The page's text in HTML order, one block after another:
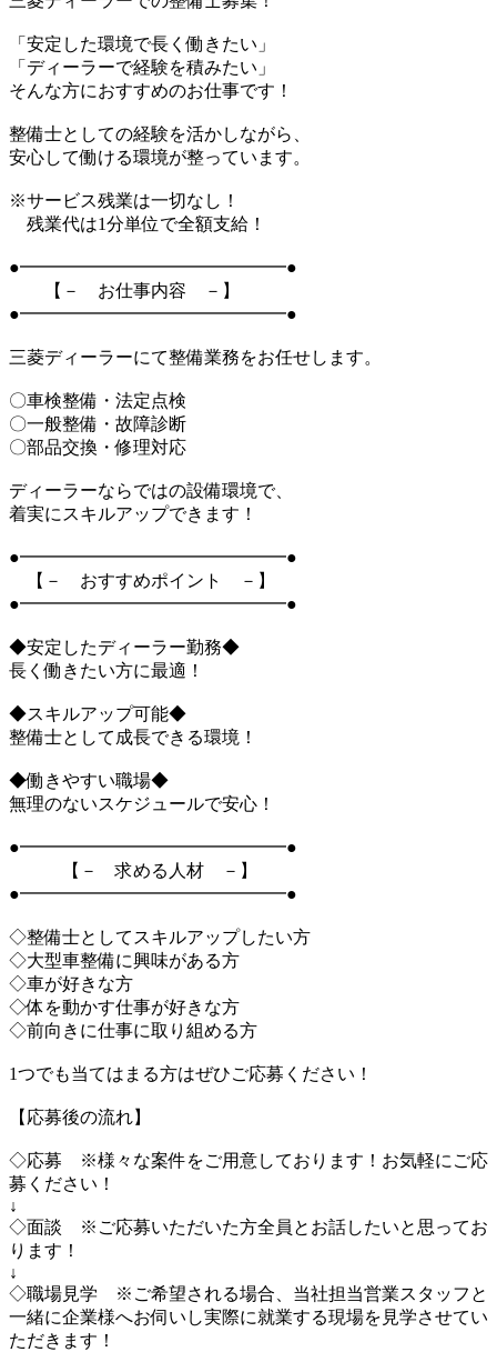
「安定した環境で長く働きたい」
「ディーラーで経験を積みたい」
そんな方におすすめのお仕事です！
整備士としての経験を活かしながら、
安心して働ける環境が整っています。
※サービス残業は一切なし！
残業代は1分単位で全額支給！
●━━━━━━━━━━━━━━━●
【－ お仕事内容 －】
●━━━━━━━━━━━━━━━●
三菱ディーラーにて整備業務をお任せします。
〇車検整備・法定点検
〇一般整備・故障診断
〇部品交換・修理対応
ディーラーならではの設備環境で、
着実にスキルアップできます！
●━━━━━━━━━━━━━━━●
【－ おすすめポイント －】
●━━━━━━━━━━━━━━━●
◆安定したディーラー勤務◆
長く働きたい方に最適！
◆スキルアップ可能◆
整備士として成長できる環境！
◆働きやすい職場◆
無理のないスケジュールで安心！
●━━━━━━━━━━━━━━━●
【－ 求める人材 －】
●━━━━━━━━━━━━━━━●
◇整備士としてスキルアップしたい方
◇大型車整備に興味がある方
◇車が好きな方
◇体を動かす仕事が好きな方
◇前向きに仕事に取り組める方
1つでも当てはまる方はぜひご応募ください！
【応募後の流れ】
◇応募 ※様々な案件をご用意しております！お気軽にご応
募ください！
↓
◇面談 ※ご応募いただいた方全員とお話したいと思ってお
ります！
↓
◇職場見学 ※ご希望される場合、当社担当営業スタッフと
一緒に企業様へお伺いし実際に就業する現場を見学させてい
ただきます！